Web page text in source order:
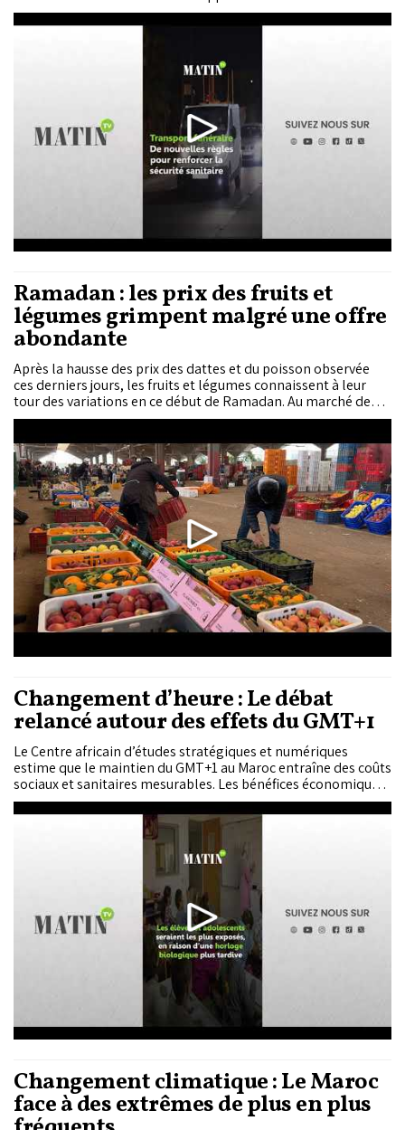
ces mesures visent à unifier les pratiques et à renforcer la
sécurité sanitaire.
Ramadan : les prix des fruits et
légumes grimpent malgré une offre
abondante
Après la hausse des prix des dattes et du poisson observée
ces derniers jours, les fruits et légumes connaissent à leur
tour des variations en ce début de Ramadan. Au marché de
gros de Casablanca, commerçants et consommateurs
tout en assurant qu’il n’y a pas de pénurie....
Changement d’heure : Le débat
relancé autour des effets du GMT+1
Le Centre africain d’études stratégiques et numériques
estime que le maintien du GMT+1 au Maroc entraîne des coûts
sociaux et sanitaires mesurables. Les bénéfices économiques
se limiteraient surtout à la synchronisation avec l’Union
européenne, notamment pour l’offshoring et certains
Changement climatique : Le Maroc
face à des extrêmes de plus en plus